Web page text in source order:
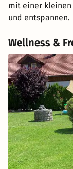
mit einer kleinen
und entspannen.
Wellness &